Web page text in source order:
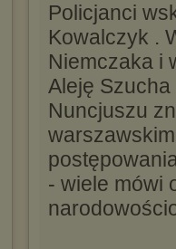
Policjanci
Kowalczyk .
Niemczaka i
Aleję
Nuncjuszu
- wiele mówi